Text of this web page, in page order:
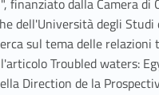
finanziato dalla Camera
dell'Università degli
sul tema delle
Troubled waters:
Direction de la